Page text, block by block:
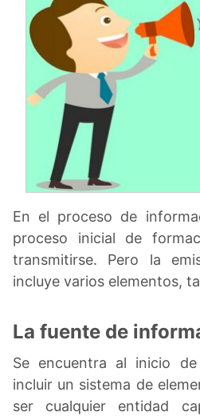
En el proceso de
proceso inicial de
transmitirse. Pero la
incluye varios elementos,
La fuente de
Se encuentra al inicio
incluir un sistema de
ser cualquier entidad